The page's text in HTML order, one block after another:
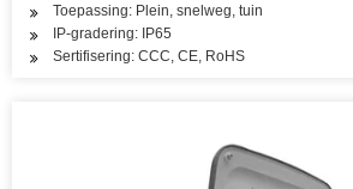
Toepassing: Plein, snelweg, tuin
IP-gradering: IP65
Sertifisering: CCC, CE, RoHS